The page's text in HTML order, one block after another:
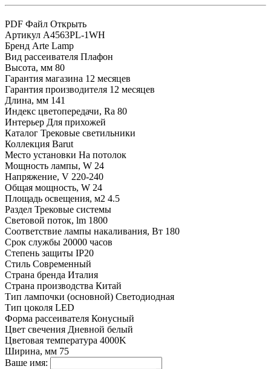
PDF Файл Открыть
Артикул A4563PL-1WH
Бренд Arte Lamp
Вид рассеивателя Плафон
Высота, мм 80
Гарантия магазина 12 месяцев
Гарантия производителя 12 месяцев
Длина, мм 141
Индекс цветопередачи, Ra 80
Интерьер Для прихожей
Каталог Трековые светильники
Коллекция Barut
Место установки На потолок
Мощность лампы, W 24
Напряжение, V 220-240
Общая мощность, W 24
Площадь освещения, м2 4.5
Раздел Трековые системы
Световой поток, lm 1800
Соответствие лампы накаливания, Вт 180
Срок службы 20000 часов
Степень защиты IP20
Стиль Современный
Страна бренда Италия
Страна производства Китай
Тип лампочки (основной) Светодиодная
Тип цоколя LED
Форма рассеивателя Конусный
Цвет свечения Дневной белый
Цветовая температура 4000K
Ширина, мм 75
Ваше имя: